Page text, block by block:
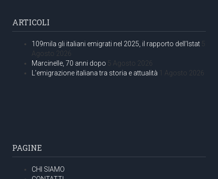
ARTICOLI
109mila gli italiani emigrati nel 2025, il rapporto dell’Istat 5
Agosto 2026
Marcinelle, 70 anni dopo 5 Agosto 2026
L’emigrazione italiana tra storia e attualità 1 Agosto 2026
PAGINE
CHI SIAMO